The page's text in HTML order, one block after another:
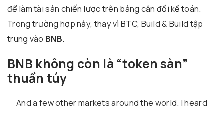
để làm tài sản chiến lược trên bảng cân đối kế toán.
Trong trường hợp này, thay vì BTC, Build & Build tập
trung vào BNB.
BNB không còn là “token sàn”
thuần túy
And a few other markets around the world. I heard